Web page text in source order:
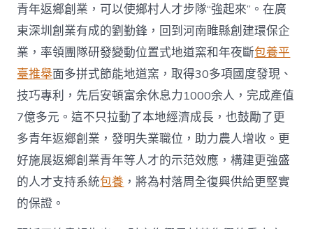
青年返鄉創業，可以使鄉村人才步隊“強起來”。在廣
東深圳創業有成的劉勤鋒，回到河南睢縣創建環保企
業，率領團隊研發變動位置式地道窯和年夜斷包養平
臺推舉面多拼式節能地道窯，取得30多項國度發現、
技巧專利，先后安頓富余休息力1000余人，完成產值
7億多元。這不只拉動了本地經濟成長，也鼓勵了更
多青年返鄉創業，發明失業職位，助力農人增收。更
好施展返鄉創業青年等人才的示范效應，構建更強盛
的人才支持系統包養 ，將為村落周全復興供給更堅實
的保證。